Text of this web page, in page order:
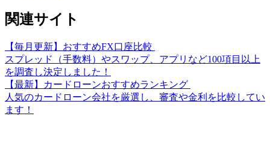
関連サイト
【毎月更新】おすすめFX口座比較
スプレッド（手数料）やスワップ、アプリなど100項目以上
を調査し決定しました！
【最新】カードローンおすすめランキング
人気のカードローン会社を厳選し、審査や金利を比較してい
ます！